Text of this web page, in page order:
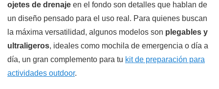
ojetes de drenaje en el fondo son detalles que hablan de
un diseño pensado para el uso real. Para quienes buscan
la máxima versatilidad, algunos modelos son plegables y
ultraligeros, ideales como mochila de emergencia o día a
día, un gran complemento para tu kit de preparación para
actividades outdoor.